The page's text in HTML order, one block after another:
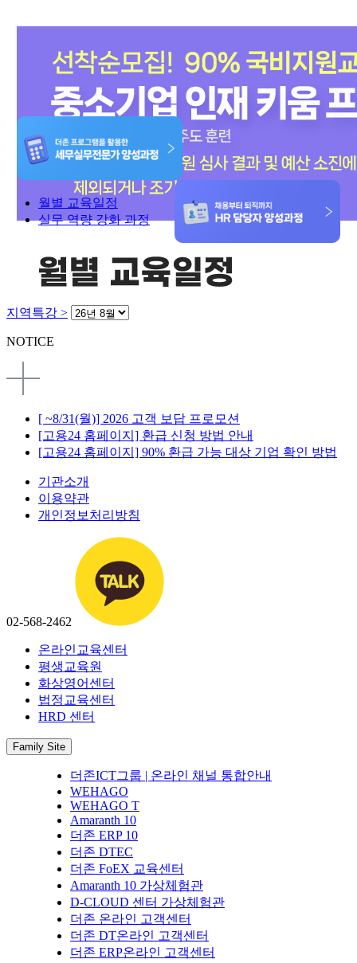
월별 교육일정
실무 역량 강화 과정
지역특강 >
NOTICE
[ ~8/31(월)] 2026 고객 보답 프로모션
[고용24 홈페이지] 환급 신청 방법 안내
[고용24 홈페이지] 90% 환급 가능 대상 기업 확인 방법
기관소개
이용약관
개인정보처리방침
02-568-2462
온라인교육센터
평생교육원
화상영어센터
법정교육센터
HRD 센터
Family Site
더존ICT그룹 | 온라인 채널 통합안내
WEHAGO
WEHAGO T
Amaranth 10
더존 ERP 10
더존 DTEC
더존 FoEX 교육센터
Amaranth 10 가상체험관
D-CLOUD 센터 가상체험관
더존 온라인 고객센터
더존 DT온라인 고객센터
더존 ERP온라인 고객센터